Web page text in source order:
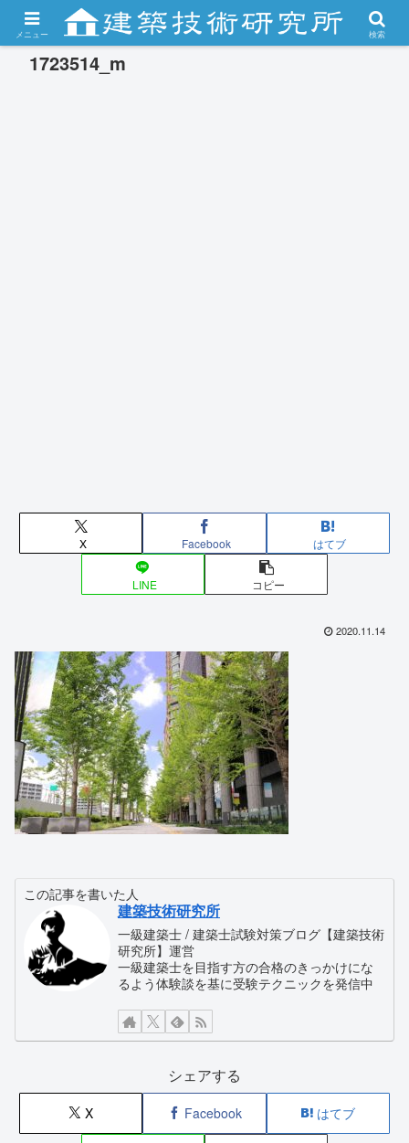
1723514_m
X Facebook はてブ
LINE コピー
2020.11.14
この記事を書いた人
建築技術研究所
一級建築士 / 建築士試験対策ブログ【建築技術
研究所】運営
一級建築士を目指す方の合格のきっかけにな
るよう体験談を基に受験テクニックを発信中
シェアする
X Facebook はてブ
メニュー 検索